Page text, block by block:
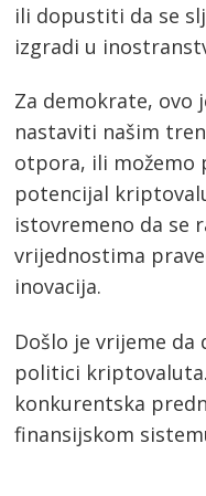
ili dopustiti da se
izgradi u
Za demokrate, ovo
nastaviti našim
otpora, ili
potencijal
istovremeno da se
vrijednostima
inovacija.
Došlo je vrijeme
politici
konkurentska
finansijskom